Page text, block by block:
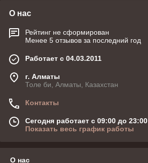
О нас
Рейтинг не сформирован
Менее 5 отзывов за последний год
Работает с 04.03.2011
г. Алматы
Толе би, Алматы, Казахстан
Контакты
Сегодня работает с 09:00 до 23:00
Показать весь график работы
О нас